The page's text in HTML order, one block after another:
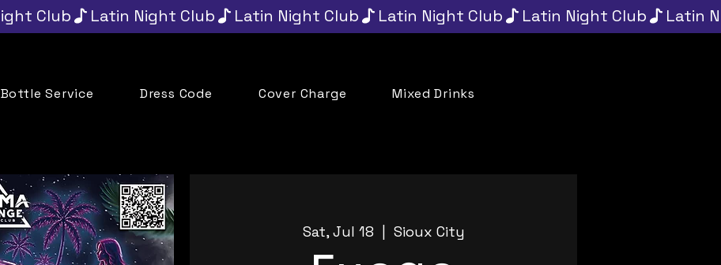
Bottle Service Dress Code Cover Charge Mixed Drinks
Sat, Jul 18 Sioux City